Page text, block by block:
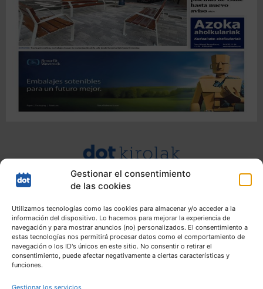
Gestionar el consentimiento
de las cookies
Utilizamos tecnologías como las cookies para almacenar y/o acceder a la
información del dispositivo. Lo hacemos para mejorar la experiencia de
navegación y para mostrar anuncios (no) personalizados. El consentimiento a
estas tecnologías nos permitirá procesar datos como el comportamiento de
navegación o los ID's únicos en este sitio. No consentir o retirar el
consentimiento, puede afectar negativamente a ciertas características y
funciones.
Gestionar los servicios